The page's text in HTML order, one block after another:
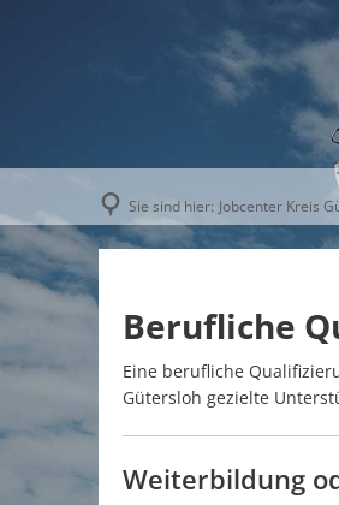
Sie sind hier: Jobcenter Kreis
Berufliche
Eine berufliche
Gütersloh gezielte
Weiterbildung